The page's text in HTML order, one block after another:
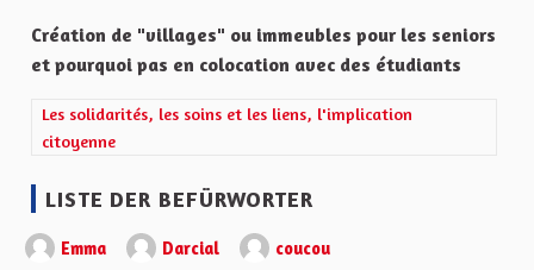
Création de "villages" ou immeubles pour les seniors
et pourquoi pas en colocation avec des étudiants
Ergebnisse nach Kategorie filtern: Les solidarités, les soins et
Les solidarités, les soins et les liens, l'implication
citoyenne
LISTE DER BEFÜRWORTER
Emma Darcial coucou